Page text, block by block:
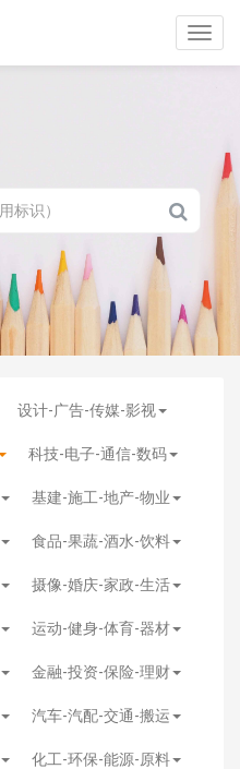
Toggle
设计-广告-传媒-影视
科技-电子-通信-数码
基建-施工-地产-物业
食品-果蔬-酒水-饮料
摄像-婚庆-家政-生活
运动-健身-体育-器材
金融-投资-保险-理财
汽车-汽配-交通-搬运
化工-环保-能源-原料